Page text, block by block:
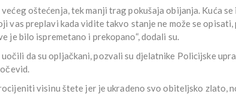
oštećenja, tek manji trag pokušaja obijanja. Kuća
vas preplavi kada vidite takvo stanje ne može se
je bilo ispremetano i prekopano“, dodali su.
uočili da su opljačkani, pozvali su djelatnike Policijske
visinu štete jer je ukradeno svo obiteljsko zlato,